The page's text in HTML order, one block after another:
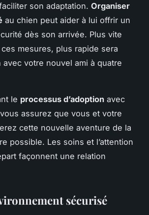
son adaptation. Organiser
au chien peut aider à lui offrir un
dès son arrivée. Plus vite
mesures, plus rapide sera
votre nouvel ami à quatre
le processus d’adoption avec
assurez que vous et votre
cette nouvelle aventure de la
possible. Les soins et l’attention
façonnent une relation
sécurisé